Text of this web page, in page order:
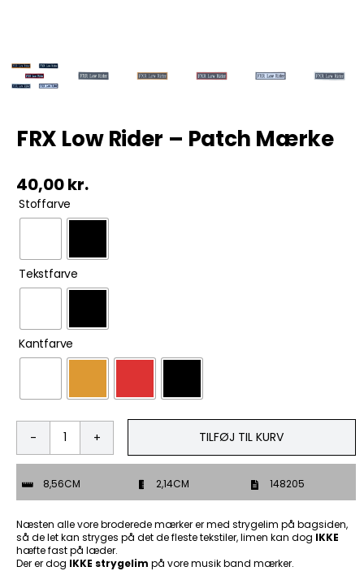
ØL & Spiritus
Rodkasse/Tilbud
FRX Low Rider – Patch Mærke
40,00kr.
Stoffarve
Tekstfarve
Kantfarve
FRX
Low
-
Patch
Mærke
antal
TILFØJ TIL KURV
8,56CM 2,14CM 148205
Næsten alle vore broderede mærker er med strygelim på bagsiden,
så de let kan stryges på det de fleste tekstiler, limen kan dog IKKE
hæfte fast på læder.
Der er dog IKKE strygelim på vore musik band mærker.